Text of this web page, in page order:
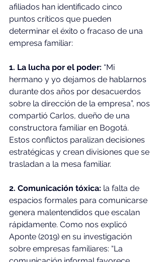
afiliados han identificado cinco
puntos críticos que pueden
determinar el éxito o fracaso de una
empresa familiar:
1. La lucha por el poder: “Mi
hermano y yo dejamos de hablarnos
durante dos años por desacuerdos
sobre la dirección de la empresa”, nos
compartió Carlos, dueño de una
constructora familiar en Bogotá.
Estos conflictos paralizan decisiones
estratégicas y crean divisiones que se
trasladan a la mesa familiar.
2. Comunicación tóxica: la falta de
espacios formales para comunicarse
genera malentendidos que escalan
rápidamente. Como nos explicó
Aponte (2019) en su investigación
sobre empresas familiares: “La